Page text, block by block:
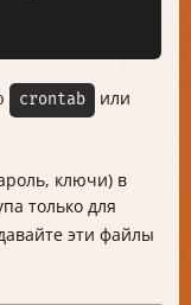
crontab
или
ключи) в
только для
эти файлы